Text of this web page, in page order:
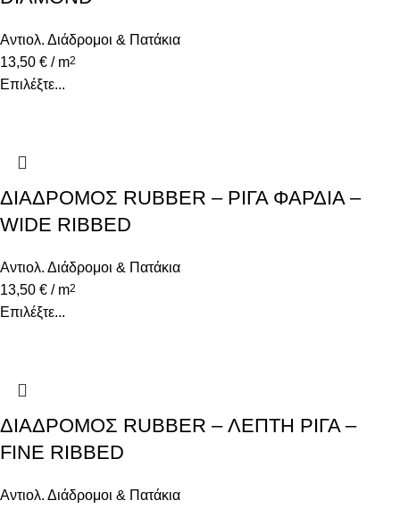
Αντιολ. Διάδρομοι & Πατάκια
13,50 € / m2
Επιλέξτε...
ΔΙΑΔΡΟΜΟΣ RUBBER – ΡΙΓΑ ΦΑΡΔΙΑ –
WIDE RIBBED
Αντιολ. Διάδρομοι & Πατάκια
13,50 € / m2
Επιλέξτε...
ΔΙΑΔΡΟΜΟΣ RUBBER – ΛΕΠΤΗ ΡΙΓΑ –
FINE RIBBED
Αντιολ. Διάδρομοι & Πατάκια